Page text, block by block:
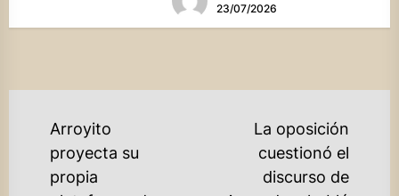
23/07/2026
NAVEGACIÓN
ENTRADAS
Arroyito
proyecta su
propia
La oposición
cuestionó el
discurso de